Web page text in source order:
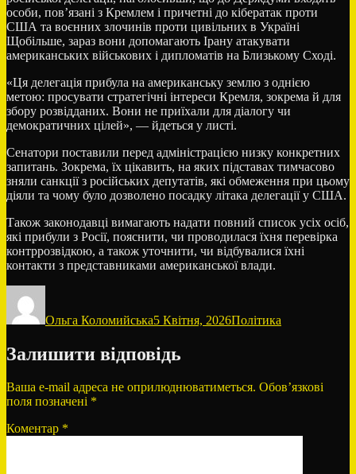
особи, пов’язані з Кремлем і причетні до кібератак проти
США та воєнних злочинів проти цивільних в Україні
Щобільше, зараз вони допомагають Ірану атакувати
американських військових і дипломатів на Близькому Сході.
«Ця делегація прибула на американську землю з однією
метою: просувати стратегічні інтереси Кремля, зокрема й для
збору розвідданих. Вони не приїхали для діалогу чи
демократичних цілей», — йдеться у листі.
Сенатори поставили перед адміністрацією низку конкретних
запитань. Зокрема, їх цікавить, на яких підставах тимчасово
зняли санкції з російських депутатів, які обмеження при цьому
діяли та чому було дозволено посадку літака делегації у США.
Також законодавці вимагають надати повний список усіх осіб,
які прибули з Росії, пояснити, чи проводилася їхня перевірка
контррозвідкою, а також уточнити, чи відбувалися їхні
контакти з представниками американської влади.
Ольга Коломийська5 Квітня, 2026Політика
Залишити відповідь
Ваша e-mail адреса не оприлюднюватиметься. Обов’язкові
поля позначені *
Коментар *